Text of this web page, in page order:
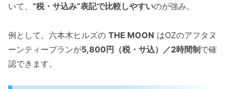
いて、 “税・サ込み”表記で比較しやすいのが強み。
例として、六本木ヒルズの THE MOON はOZのアフタヌ
ーンティープランが5,800円（税・サ込）／2時間制で確
認できます。